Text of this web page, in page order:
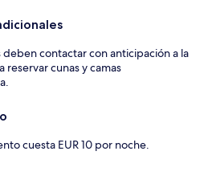
deben contactar con anticipación a la
reservar cunas y camas
cuesta EUR 10 por noche.